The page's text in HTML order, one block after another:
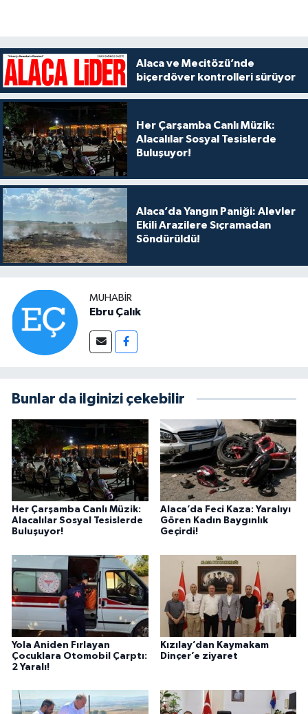
Alaca ve Mecitözü’nde
biçerdöver kontrolleri sürüyor
Her Çarşamba Canlı Müzik:
Alacalılar Sosyal Tesislerde
Buluşuyor!
Alaca’da Yangın Paniği: Alevler
Ekili Arazilere Sıçramadan
Söndürüldü!
MUHABIR
Ebru Çalık
Bunlar da ilginizi çekebilir
Her Çarşamba Canlı Müzik:
Alacalılar Sosyal Tesislerde
Buluşuyor!
Alaca’da Feci Kaza: Yaralıyı
Gören Kadın Baygınlık
Geçirdi!
Yola Aniden Fırlayan
Çocuklara Otomobil Çarptı:
2 Yaralı!
Kızılay’dan Kaymakam
Dinçer’e ziyaret